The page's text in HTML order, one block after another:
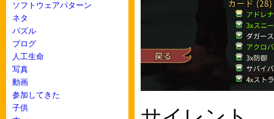
ソフトウェアパターン
ネタ
パズル
ブログ
人工生命
写真
動画
参加してきた
子供